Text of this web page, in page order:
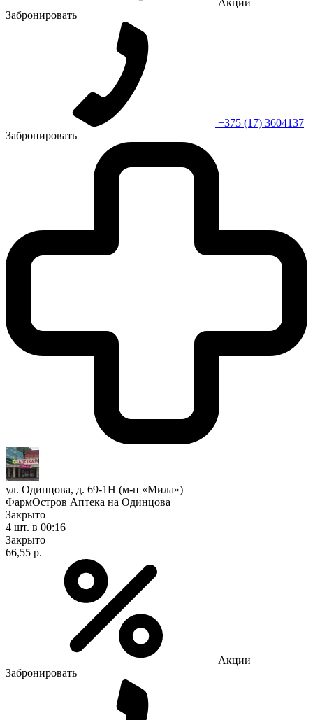
Забронировать
+375 (17) 3604137
Забронировать
ул. Одинцова, д. 69-1Н (м-н «Мила»)
ФармОстров Аптека на Одинцова
Закрыто
4 шт. в 00:16
Закрыто
66,55 р.
Акции
Забронировать